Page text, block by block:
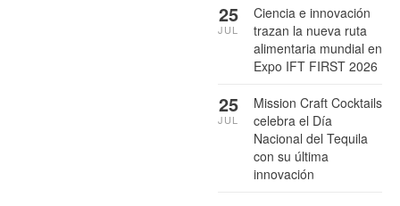
Ciencia e innovación
trazan la nueva ruta
alimentaria mundial en
Expo IFT FIRST 2026
25
JUL
Mission Craft Cocktails
celebra el Día
Nacional del Tequila
con su última
innovación
25
JUL